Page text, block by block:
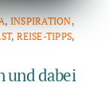
,INSPIRATION,
, REISE-TIPPS,
und dabei